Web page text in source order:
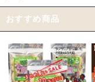
おすすめ商品